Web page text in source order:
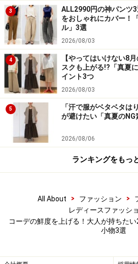
もしれませんが、グリーンは冬に
レー、ブラウンやネイビー、カー
シックカラーに合うので、差し色
ー。知的なイメージもあるので、
もっぽくなってしまうこともなく
るんです。
冬はつい暗い色使いが増えてしま
持ったことがない、という人は特
いアイテムです。
一気にコーデの鮮度が上がるジ
※記事内容は執筆時点のものです。最新
3
ALL2990円の神パンツ
をおしゃれにカバー！
ル」3選
2026/08/03
4
【やってはいけない8
スクも上がる!?「真夏
イント3つ
2026/08/03
5
「汗で服がベタベタは
が避けたい「真夏のNG
2026/08/06
ランキングをもっ
All About > ファッション >
レディースファッシ
コーデの鮮度を上げる！大人が持ちた
小物3選